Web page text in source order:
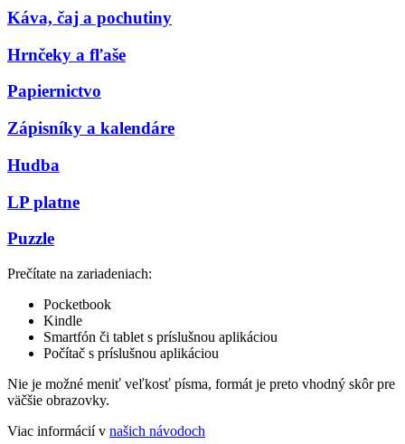
Káva, čaj a pochutiny
Hrnčeky a fľaše
Papiernictvo
Zápisníky a kalendáre
Hudba
LP platne
Puzzle
Prečítate na zariadeniach:
Pocketbook
Kindle
Smartfón či tablet s príslušnou aplikáciou
Počítač s príslušnou aplikáciou
Nie je možné meniť veľkosť písma, formát je preto vhodný skôr pre
väčšie obrazovky.
Viac informácií v našich návodoch